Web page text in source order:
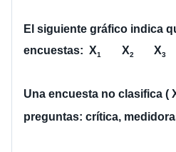
El siguiente gráfico indica
encuestas: X1 X2 X3
Una encuesta no clasifica (
preguntas: crítica,